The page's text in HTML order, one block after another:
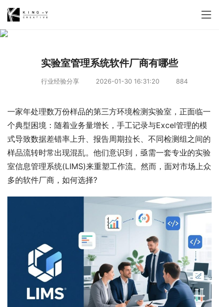
实验室管理系统软件厂商有哪些
行业经验分享 2026-01-30 16:31:20 884
一家年处理数万份样品的第三方环境检测实验室，正面临一
个典型困境：随着业务量增长，手工记录与Excel管理的模
式导致数据差错率上升、报告周期拉长、不同检测组之间的
样品流转时常出现混乱。他们意识到，亟需一套专业的实验
室信息管理系统(LIMS)来重塑工作流。然而，面对市场上众
多的软件厂商，如何选择?